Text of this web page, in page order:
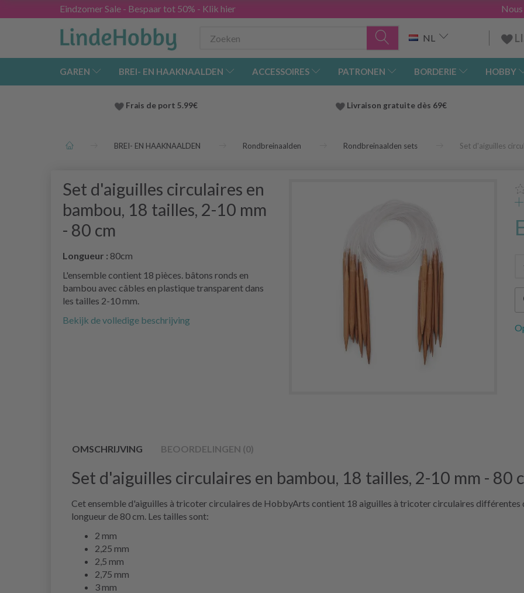
Eindzomer Sale - Bespaar tot 50% - Klik hier
NL
GAREN BREI- EN HAAKNAALDEN ACCESSOIRES PATRONEN BORDERIE HOBBY
Frais de port 5.99€ Livraison gratuite dès 69€
BREI- EN HAAKNAALDEN Rondbreinaalden Rondbreinaalden sets Set d'aiguilles
Set d'aiguilles circulaires en
bambou, 18 tailles, 2-10 mm
- 80 cm
Longueur : 80cm
L'ensemble contient 18 pièces. bâtons ronds en
bambou avec câbles en plastique transparent dans
les tailles 2-10 mm.
Bekijk de volledige beschrijving
OMSCHRIJVING BEOORDELINGEN (0)
Set d'aiguilles circulaires en bambou, 18 tailles, 2-10 mm - 80
Cet ensemble d'aiguilles à tricoter circulaires de HobbyArts contient 18 aiguilles à tricoter circulaires différentes
longueur de 80 cm. Les tailles sont:
2 mm
2,25 mm
2,5 mm
2,75 mm
3 mm